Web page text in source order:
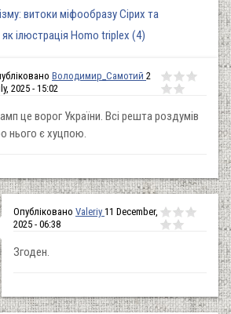
витоки міфообразу Сірих та
як ілюстрація Homo triplex (4)
Володимир_Самотий 2
2025 - 15:02
це ворог України. Всі решта роздумів
нього є хуцпою.
Опубліковано Valeriy 11 December,
2025 - 06:38
Згоден.